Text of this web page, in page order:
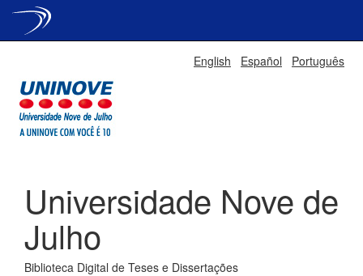
English Español Português
Universidade Nove de
Julho
Biblioteca Digital de Teses e Dissertações